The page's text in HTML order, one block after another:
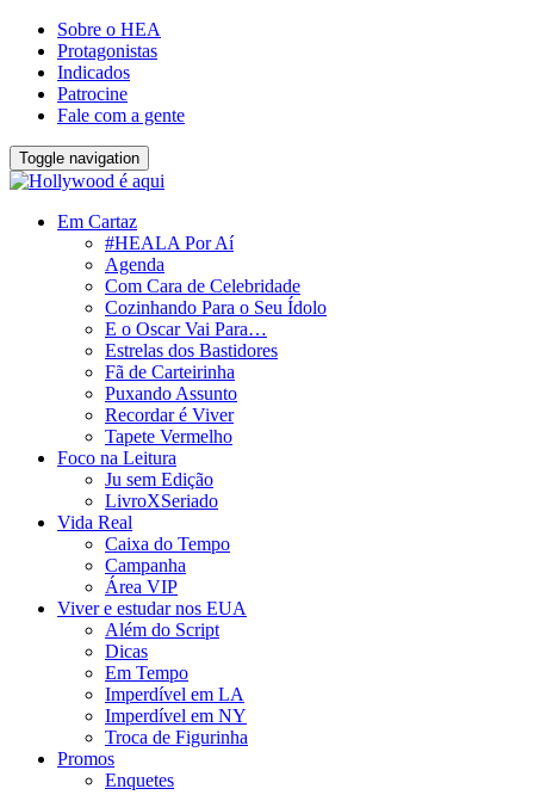
Sobre o HEA
Protagonistas
Indicados
Patrocine
Fale com a gente
Toggle navigation
Em Cartaz
#HEALA Por Aí
Agenda
Com Cara de Celebridade
Cozinhando Para o Seu Ídolo
E o Oscar Vai Para…
Estrelas dos Bastidores
Fã de Carteirinha
Puxando Assunto
Recordar é Viver
Tapete Vermelho
Foco na Leitura
Ju sem Edição
LivroXSeriado
Vida Real
Caixa do Tempo
Campanha
Área VIP
Viver e estudar nos EUA
Além do Script
Dicas
Em Tempo
Imperdível em LA
Imperdível em NY
Troca de Figurinha
Promos
Enquetes